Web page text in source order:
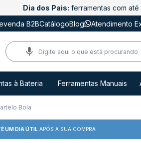
Dia dos Pais: ferramentas com até
B2BCatálogoBlog Atendimento
à Bateria Ferramentas Manuais
Bola
UM DIA ÚTIL APÓS A SUA COMPRA